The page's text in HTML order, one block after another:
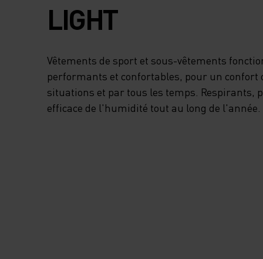
LIGHT
Vêtements de sport et sous-vêtements
performants et confortables, pour un confort
situations et par tous les temps. Respirants,
efficace de l'humidité tout au long de l'année.